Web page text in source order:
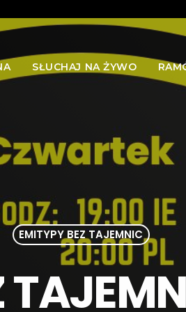
SŁUCHAJ NA ŻYWO
EMITYPY BEZ TAJEMNIC